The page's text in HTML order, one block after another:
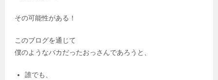
その可能性がある！
このブログを通じて
僕のようなバカだったおっさんであろうと、
誰でも、